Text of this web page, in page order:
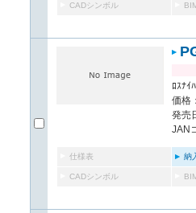
CADシンボル
ﾛｽﾅｲ
価格
発売
JAN
仕様表 納
CADシンボル